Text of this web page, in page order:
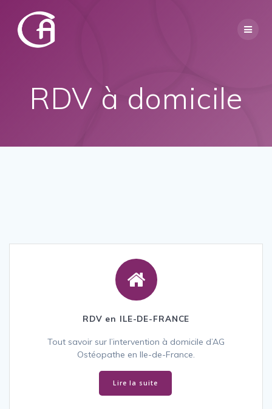
RDV à domicile
RDV en ILE-DE-FRANCE
Tout savoir sur l’intervention à domicile d’AG
Ostéopathe en Ile-de-France.
Lire la suite